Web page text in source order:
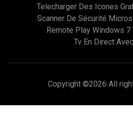
Telecharger Des Icones
Scanner De Sécurité
Remote Play Windows 7
Tv En Direct
Copyright ©2026 All